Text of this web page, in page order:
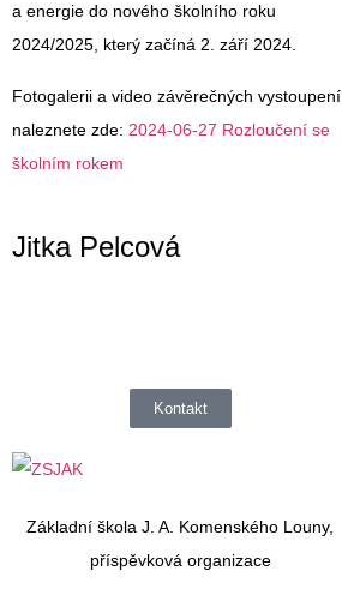
a energie do nového školního roku
2024/2025, který začíná 2. září 2024.
Fotogalerii a video závěrečných vystoupení
naleznete zde: 2024-06-27 Rozloučení se
školním rokem
Jitka Pelcová
Kontakt
Základní škola J. A. Komenského Louny,
příspěvková organizace